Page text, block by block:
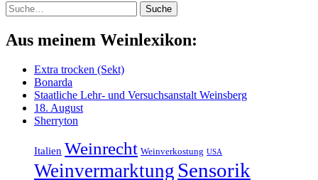
Suche Suche
Aus meinem Weinlexikon:
Extra trocken (Sekt)
Bonarda
Staatliche Lehr- und Versuchsanstalt Weinsberg
18. August
Sherryton
Italien Weinrecht Weinverkostung USA
Weinvermarktung Sensorik